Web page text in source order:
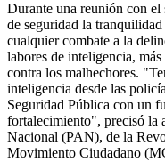
Durante una reunión con el
de seguridad la
cualquier combate a la
labores de inteligencia,
contra los malhechores.
inteligencia desde las
Seguridad Pública con un
fortalecimiento", precisó la
Nacional (PAN), de la
Movimiento Ciudadano